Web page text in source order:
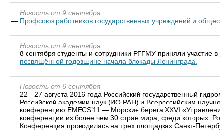
Новость от 9 сентября
— Профсоюз работников государственных учреждений и
Новость от 9 сентября
— 8 сентября студенты и сотрудники РГГМУ приняли участие в
посвящённой годовщине начала блокады Ленинграда.
Новость от 6 сентября
— 22—27 августа 2016 года Российский государственный
Российской академии наук (ИО РАН) и Всероссийским
конференцию EMECS’11 — Морские берега XXVI
конференции из более чем 30 стран мира, среди которых:
Конференция проводилась на трех площадках Санкт-